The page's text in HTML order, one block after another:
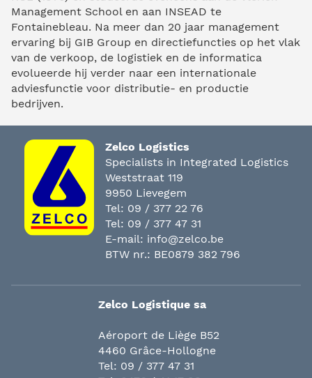
Management School en aan INSEAD te
Fontainebleau. Na meer dan 20 jaar management
ervaring bij GIB Group en directiefuncties op het vlak
van de verkoop, de logistiek en de informatica
evolueerde hij verder naar een internationale
adviesfunctie voor distributie- en productie
bedrijven.
Zelco Logistics
Specialists in Integrated Logistics
Weststraat 119
9950 Lievegem
Tel: 09 / 377 22 76
Tel: 09 / 377 47 31
E-mail: info@zelco.be
BTW nr.: BE0879 382 796
Zelco Logistique sa
Aéroport de Liège B52
4460 Grâce-Hollogne
Tel: 09 / 377 47 31